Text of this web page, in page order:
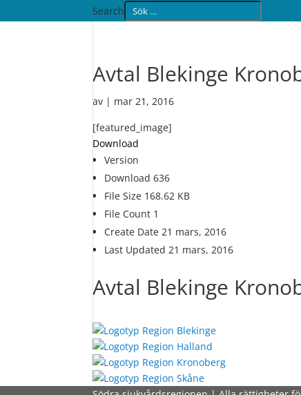
Search
Avtal Blekinge
av | mar 21, 2016
[featured_image]
Download
Version
Download636
File Size 168.62 KB
File Count 1
Create Date21 mars, 2016
Last Updated21 mars, 2016
Avtal Blekinge